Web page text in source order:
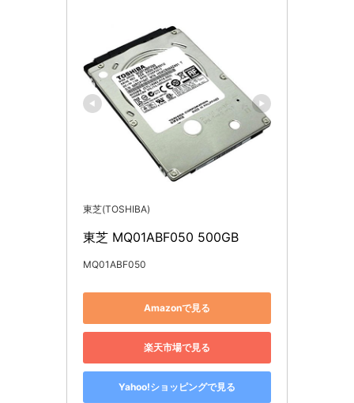
東芝(TOSHIBA)
東芝 MQ01ABF050 500GB
MQ01ABF050
Amazonで見る
楽天市場で見る
Yahoo!ショッピングで見る